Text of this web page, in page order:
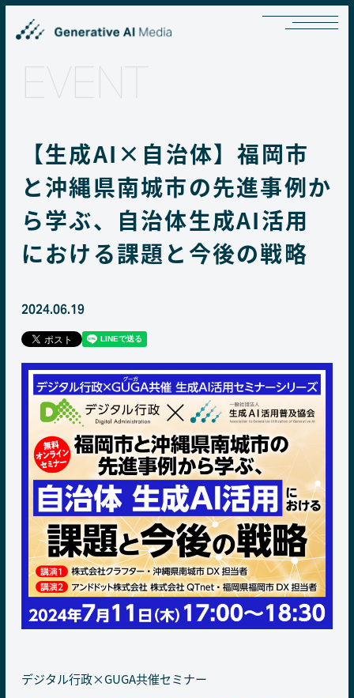
EVENT
【生成AI×自治体】福岡市
と沖縄県南城市の先進事例か
ら学ぶ、自治体生成AI活用
における課題と今後の戦略
2024.06.19
デジタル行政×GUGA共催セミナー